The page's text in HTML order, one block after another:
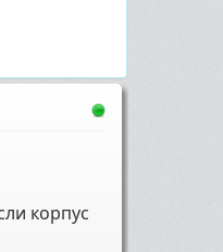
корпус